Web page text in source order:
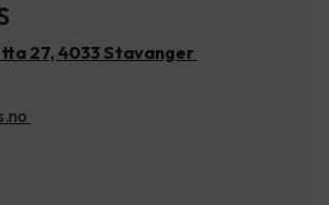
27, 4033 Stavanger